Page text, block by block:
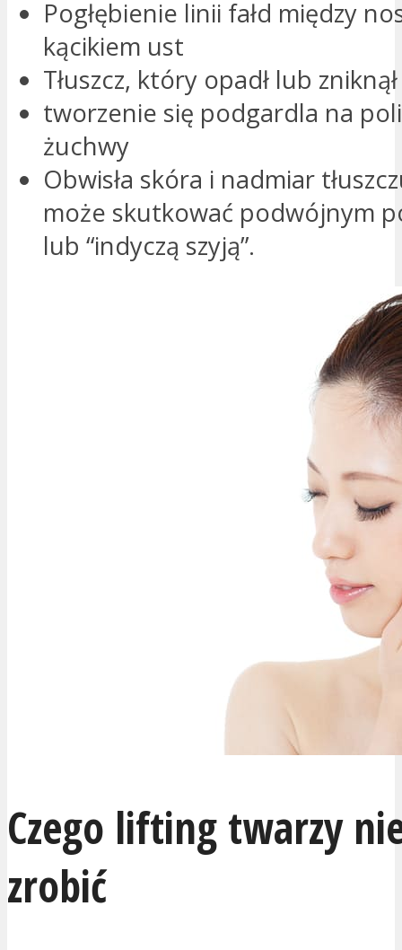
Pogłębienie linii fałd między
kącikiem ust
Tłuszcz, który opadł lub zniknął
tworzenie się podgardla na
żuchwy
Obwisła skóra i nadmiar
może skutkować podwójnym
lub “indyczą szyją”.
Czego lifting twarzy
zrobić